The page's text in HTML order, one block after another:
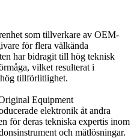
som tillverkare av OEM-
för flera välkända
har bidragit till hög teknisk
vilket resulterat i
tillförlitlighet.
Equipment
elektronik åt andra
för deras tekniska expertis inom
och mätlösningar.